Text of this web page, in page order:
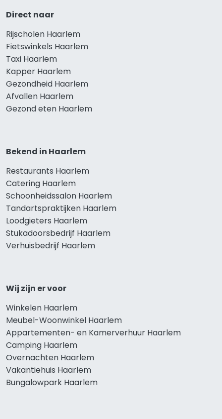
Direct naar
Rijscholen Haarlem
Fietswinkels Haarlem
Taxi Haarlem
Kapper Haarlem
Gezondheid Haarlem
Afvallen Haarlem
Gezond eten Haarlem
Bekend in Haarlem
Restaurants Haarlem
Catering Haarlem
Schoonheidssalon Haarlem
Tandartspraktijken Haarlem
Loodgieters Haarlem
Stukadoorsbedrijf Haarlem
Verhuisbedrijf Haarlem
Wij zijn er voor
Winkelen Haarlem
Meubel-Woonwinkel Haarlem
Appartementen- en Kamerverhuur Haarlem
Camping Haarlem
Overnachten Haarlem
Vakantiehuis Haarlem
Bungalowpark Haarlem